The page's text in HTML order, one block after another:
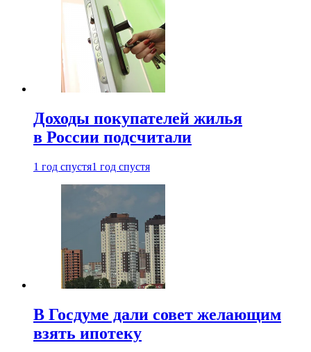
Доходы покупателей жилья
в России подсчитали
1 год спустя1 год спустя
В Госдуме дали совет желающим
взять ипотеку